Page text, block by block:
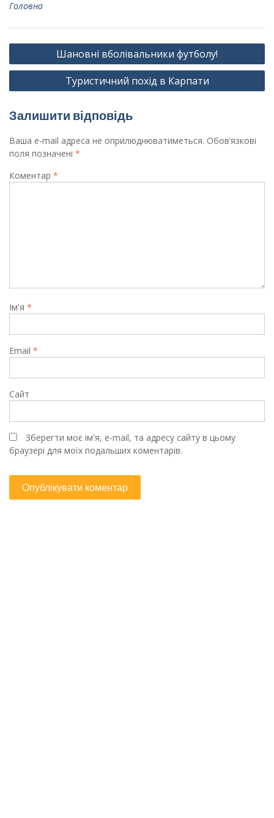
Головна
Навігація
записів
Шановні вболівальники футболу!
Туристичний похід в Карпати
Залишити відповідь
Ваша e-mail адреса не оприлюднюватиметься. Обов’язкові
поля позначені *
Коментар *
Ім'я *
Email *
Сайт
Зберегти моє ім'я, e-mail, та адресу сайту в цьому
браузері для моїх подальших коментарів.